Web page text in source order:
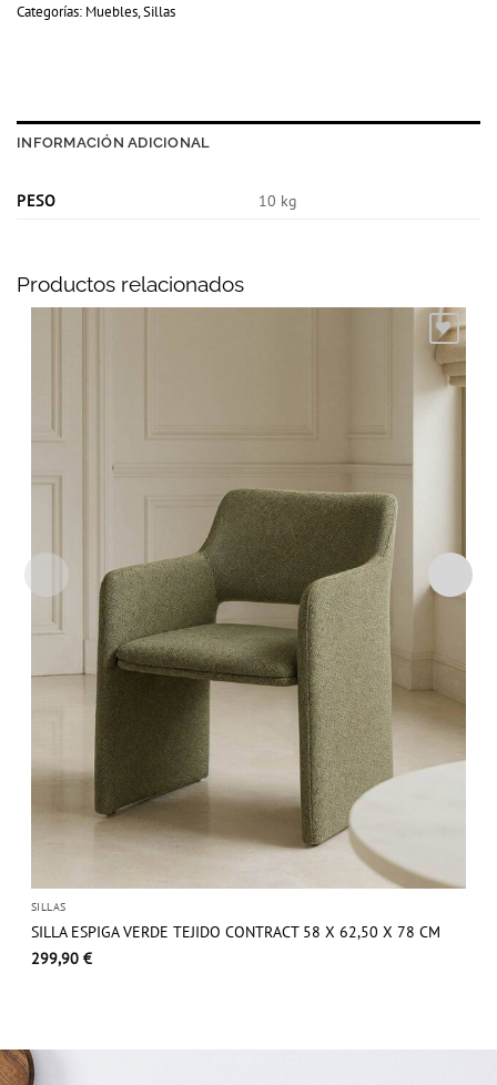
Categorías: Muebles,Sillas
INFORMACIÓN ADICIONAL
PESO 10 kg
Productos relacionados
Añadir
SILLAS
SILLA ESPIGA VERDE TEJIDO CONTRACT 58 X 62,50 X 78 CM
299,90 €